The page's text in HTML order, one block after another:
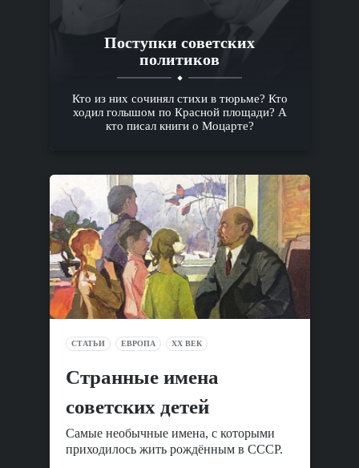
Поступки советских
политиков
Кто из них сочинял стихи в тюрьме? Кто
ходил голышом по Красной площади? А
кто писал книги о Моцарте?
СТАТЬИ ЕВРОПА XX ВЕК
Cтранные имена
советских детей
Самые необычные имена, с которыми
приходилось жить рождённым в СССР.